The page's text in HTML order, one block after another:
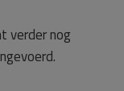
verder nog